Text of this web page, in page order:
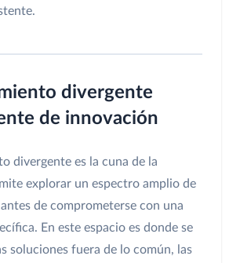
divergente
de innovación
divergente es la cuna de la
explorar un espectro amplio de
de comprometerse con una
En este espacio es donde se
soluciones fuera de lo común, las